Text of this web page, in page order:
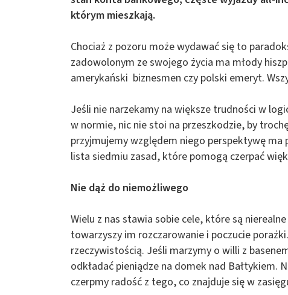
którym mieszkają.
Chociaż z pozoru może wydawać się to
zadowolonym ze swojego życia ma młody
amerykański biznesmen czy polski emeryt.
Jeśli nie narzekamy na większe trudności w
w normie, nic nie stoi na przeszkodzie, by
przyjmujemy względem niego perspektywę ma
lista siedmiu zasad, które pomogą czerpać
Nie dąż do niemożliwego
Wielu z nas stawia sobie cele, które są
towarzyszy im rozczarowanie i poczucie
rzeczywistością. Jeśli marzymy o willi z
odkładać pieniądze na domek nad Bałtykiem.
czerpmy radość z tego, co znajduje się w